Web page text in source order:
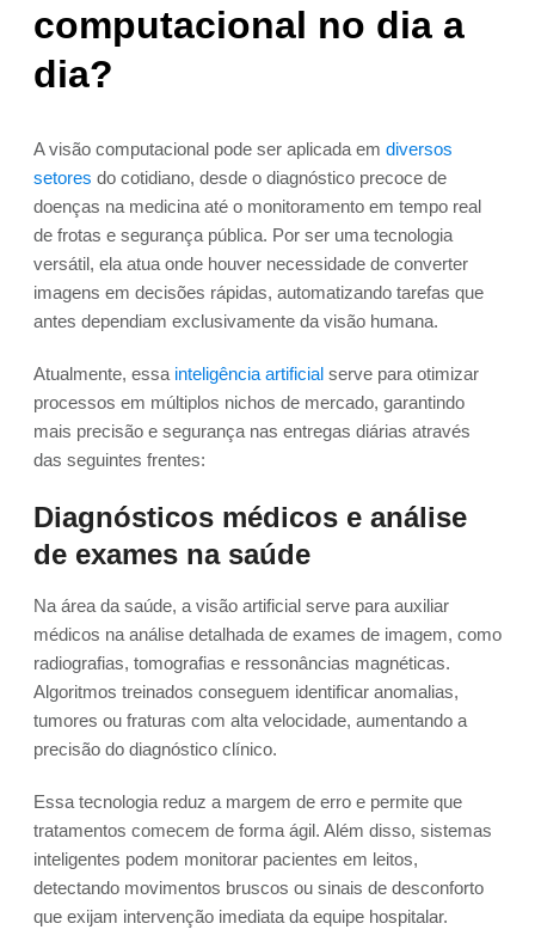
computacional no dia a
dia?
A visão computacional pode ser aplicada em diversos
setores do cotidiano, desde o diagnóstico precoce de
doenças na medicina até o monitoramento em tempo real
de frotas e segurança pública. Por ser uma tecnologia
versátil, ela atua onde houver necessidade de converter
imagens em decisões rápidas, automatizando tarefas que
antes dependiam exclusivamente da visão humana.
Atualmente, essa inteligência artificial serve para otimizar
processos em múltiplos nichos de mercado, garantindo
mais precisão e segurança nas entregas diárias através
das seguintes frentes:
Diagnósticos médicos e análise
de exames na saúde
Na área da saúde, a visão artificial serve para auxiliar
médicos na análise detalhada de exames de imagem, como
radiografias, tomografias e ressonâncias magnéticas.
Algoritmos treinados conseguem identificar anomalias,
tumores ou fraturas com alta velocidade, aumentando a
precisão do diagnóstico clínico.
Essa tecnologia reduz a margem de erro e permite que
tratamentos comecem de forma ágil. Além disso, sistemas
inteligentes podem monitorar pacientes em leitos,
detectando movimentos bruscos ou sinais de desconforto
que exijam intervenção imediata da equipe hospitalar.